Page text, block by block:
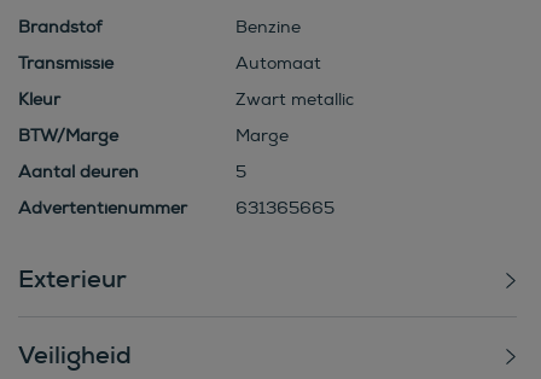
Brandstof
Benzine
Transmissie
Automaat
Kleur
Zwart metallic
BTW/Marge
Marge
Aantal deuren
5
Advertentienummer
631365665
Exterieur
Veiligheid